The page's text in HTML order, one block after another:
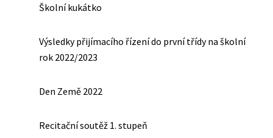
Školní kukátko
Výsledky přijímacího řízení do první třídy na školní
rok 2022/2023
Den Země 2022
Recitační soutěž 1. stupeň